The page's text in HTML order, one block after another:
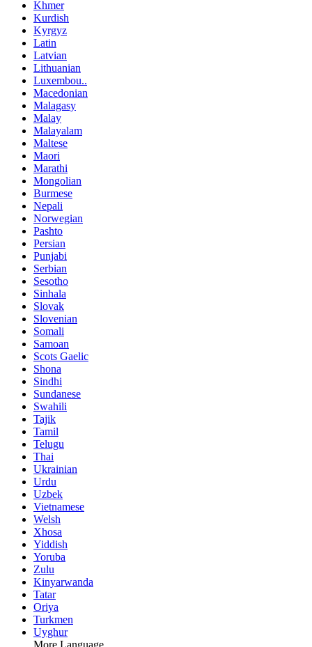
Khmer
Kurdish
Kyrgyz
Latin
Latvian
Lithuanian
Luxembou..
Macedonian
Malagasy
Malay
Malayalam
Maltese
Maori
Marathi
Mongolian
Burmese
Nepali
Norwegian
Pashto
Persian
Punjabi
Serbian
Sesotho
Sinhala
Slovak
Slovenian
Somali
Samoan
Scots Gaelic
Shona
Sindhi
Sundanese
Swahili
Tajik
Tamil
Telugu
Thai
Ukrainian
Urdu
Uzbek
Vietnamese
Welsh
Xhosa
Yiddish
Yoruba
Zulu
Kinyarwanda
Tatar
Oriya
Turkmen
Uyghur
More Language